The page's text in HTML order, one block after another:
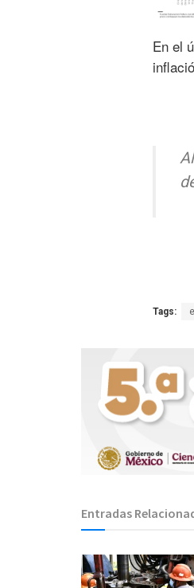
En el
Tags:
Entradas